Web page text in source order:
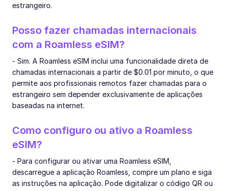
estrangeiro.
Posso fazer chamadas internacionais
com a Roamless eSIM?
- Sim. A Roamless eSIM inclui uma funcionalidade direta de
chamadas internacionais a partir de $0.01 por minuto, o que
permite aos profissionais remotos fazer chamadas para o
estrangeiro sem depender exclusivamente de aplicações
baseadas na internet.
Como configuro ou ativo a Roamless
eSIM?
- Para configurar ou ativar uma Roamless eSIM,
descarregue a aplicação Roamless, compre um plano e siga
as instruções na aplicação. Pode digitalizar o código QR ou